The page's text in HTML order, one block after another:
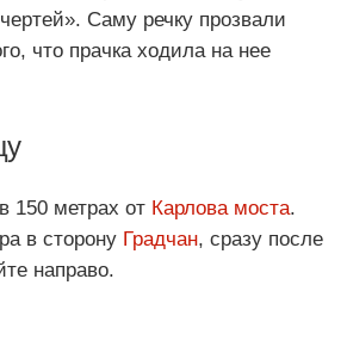
Саму речку прозвали
что прачка ходила на нее
150 метрах от Карлова моста.
в сторону Градчан, сразу после
направо.